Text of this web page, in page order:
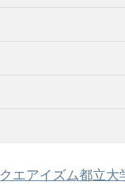
エアイズム都立大